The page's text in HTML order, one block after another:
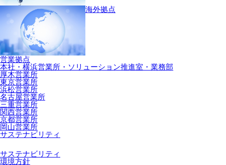
海外拠点
営業拠点
本社・横浜営業所・ソリューション推進室・業務部
厚木営業所
東京営業所
浜松営業所
名古屋営業所
三重営業所
関西営業所
京都営業所
岡山営業所
サステナビリティ
サステナビリティ
環境方針